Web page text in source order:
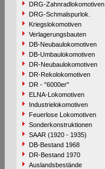
DRG-Zahnradlokomotiven
DRG-Schmalspurlok.
Kriegslokomotiven
Verlagerungsbauten
DB-Neubaulokomotiven
DB-Umbaulokomotiven
DR-Neubaulokomotiven
DR-Rekolokomotiven
DR - "6000er"
ELNA-Lokomotiven
Industrielokomotiven
Feuerlose Lokomotiven
Sonderkonstruktionen
SAAR (1920 - 1935)
DB-Bestand 1968
DR-Bestand 1970
Auslandsbestände